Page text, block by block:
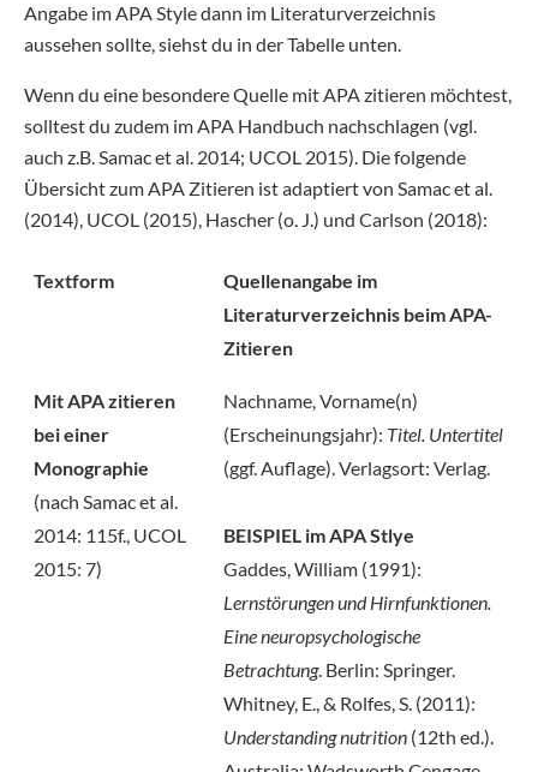
Angabe im APA Style dann im Literaturverzeichnis
aussehen sollte, siehst du in der Tabelle unten.
Wenn du eine besondere Quelle mit APA zitieren möchtest,
solltest du zudem im APA Handbuch nachschlagen (vgl.
auch z.B. Samac et al. 2014; UCOL 2015). Die folgende
Übersicht zum APA Zitieren ist adaptiert von Samac et al.
(2014), UCOL (2015), Hascher (o. J.) und Carlson (2018):
Textform
Quellenangabe im
Literaturverzeichnis beim APA-
Zitieren
Mit APA zitieren
bei einer
Monographie
(nach Samac et al.
2014: 115f., UCOL
2015: 7)
Nachname, Vorname(n)
(Erscheinungsjahr): Titel. Untertitel
(ggf. Auflage). Verlagsort: Verlag.
BEISPIEL im APA Stlye
Gaddes, William (1991):
Lernstörungen und Hirnfunktionen.
Eine neuropsychologische
Betrachtung. Berlin: Springer.
Whitney, E., & Rolfes, S. (2011):
Understanding nutrition (12th ed.).